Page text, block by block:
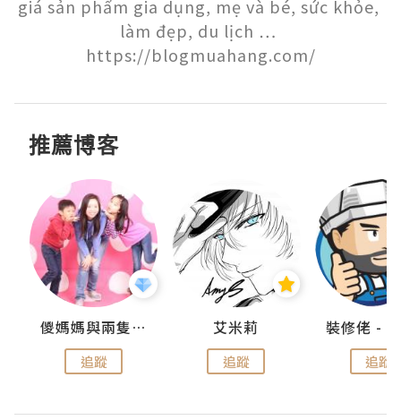
giá sản phẩm gia dụng, mẹ và bé, sức khỏe,
làm đẹp, du lịch …
https://blogmuahang.com/
推薦博客
儍媽媽與兩隻小魔怪之家
追蹤
艾米莉
追蹤 追蹤